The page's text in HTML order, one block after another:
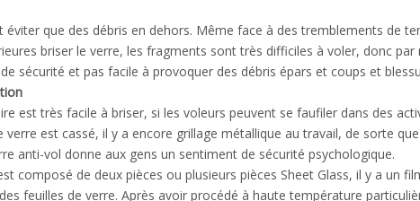
éviter que des débris en dehors. Même face à des tremblements de
briser le verre, les fragments sont très difficiles à voler, donc
sécurité et pas facile à provoquer des débris épars et coups et
est très facile à briser, si les voleurs peuvent se faufiler dans des
verre est cassé, il y a encore grillage métallique au travail, de sorte
anti-vol donne aux gens un sentiment de sécurité psychologique.
composé de deux pièces ou plusieurs pièces Sheet Glass, il y a un
feuilles de verre. Après avoir procédé à haute température